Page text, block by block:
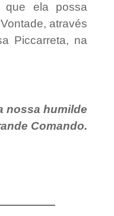
que ela possa
através
Piccarreta, na
nossa humilde
Comando.